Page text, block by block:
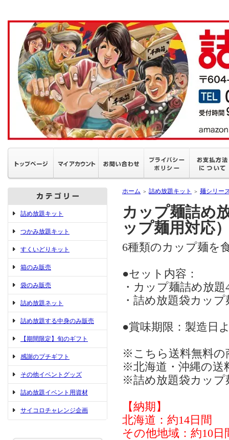
詰め放題キット
つかみ放題キット
すくいどりキット
箱のみ販売
袋のみ販売
詰め放題ネット
詰め放題する中身のみ販売
【期間限定】旬のギフト
感謝のプチギフト
その他イベントグッズ
詰め放題イベント用資材
サイコロチャレンジ企画
ホーム ＞ 詰め放題キット ＞ 麺シリー
カップ麺詰め
ップ麺用対応
6種類のカップ麺を
●セット内容：
・カップ麺詰め放
・詰め放題袋カップ
●賞味期限：製造日
※こちら送料無料の
※北海道・沖縄の送
※詰め放題袋カップ
【納期】
北海道：約14日間
その他地域：約10日